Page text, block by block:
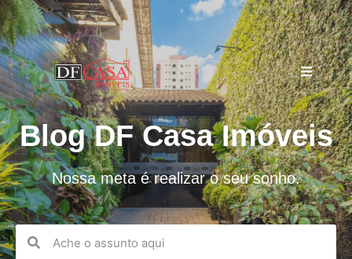
Blog DF Casa Imóveis
Nossa meta é realizar o seu sonho.